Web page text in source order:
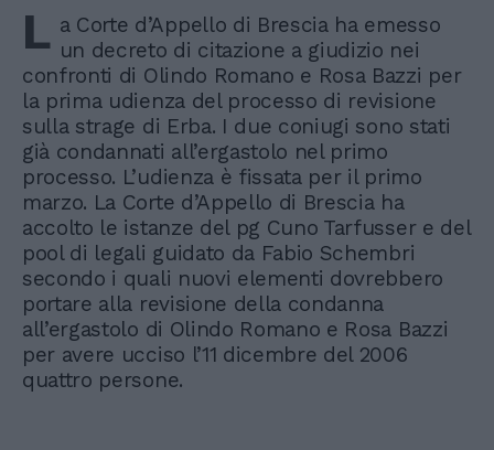
L a Corte d’Appello di Brescia ha emesso
un decreto di citazione a giudizio nei
confronti di Olindo Romano e Rosa Bazzi per
la prima udienza del processo di revisione
sulla strage di Erba. I due coniugi sono stati
già condannati all’ergastolo nel primo
processo. L’udienza è fissata per il primo
marzo. La Corte d’Appello di Brescia ha
accolto le istanze del pg Cuno Tarfusser e del
pool di legali guidato da Fabio Schembri
secondo i quali nuovi elementi dovrebbero
portare alla revisione della condanna
all’ergastolo di Olindo Romano e Rosa Bazzi
per avere ucciso l’11 dicembre del 2006
quattro persone.